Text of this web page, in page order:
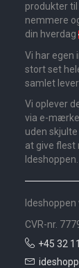
produkter
nemmere
din hverdag
Vi har egen
stort set
samlet
Vi oplever
via e-
uden
at give flest
Ideshoppen.
CVR-nr.
+45 32